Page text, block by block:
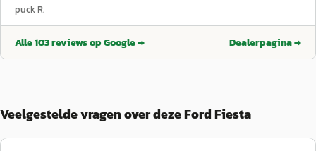
puck R.
Alle103reviews op Google → Dealerpagina →
Veelgestelde vragen over deze Ford Fiesta